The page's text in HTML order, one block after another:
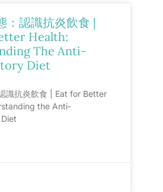
：認識抗炎飲食 |
Health:
The Anti-
Diet
識抗炎飲食 | Eat for Better
the Anti-